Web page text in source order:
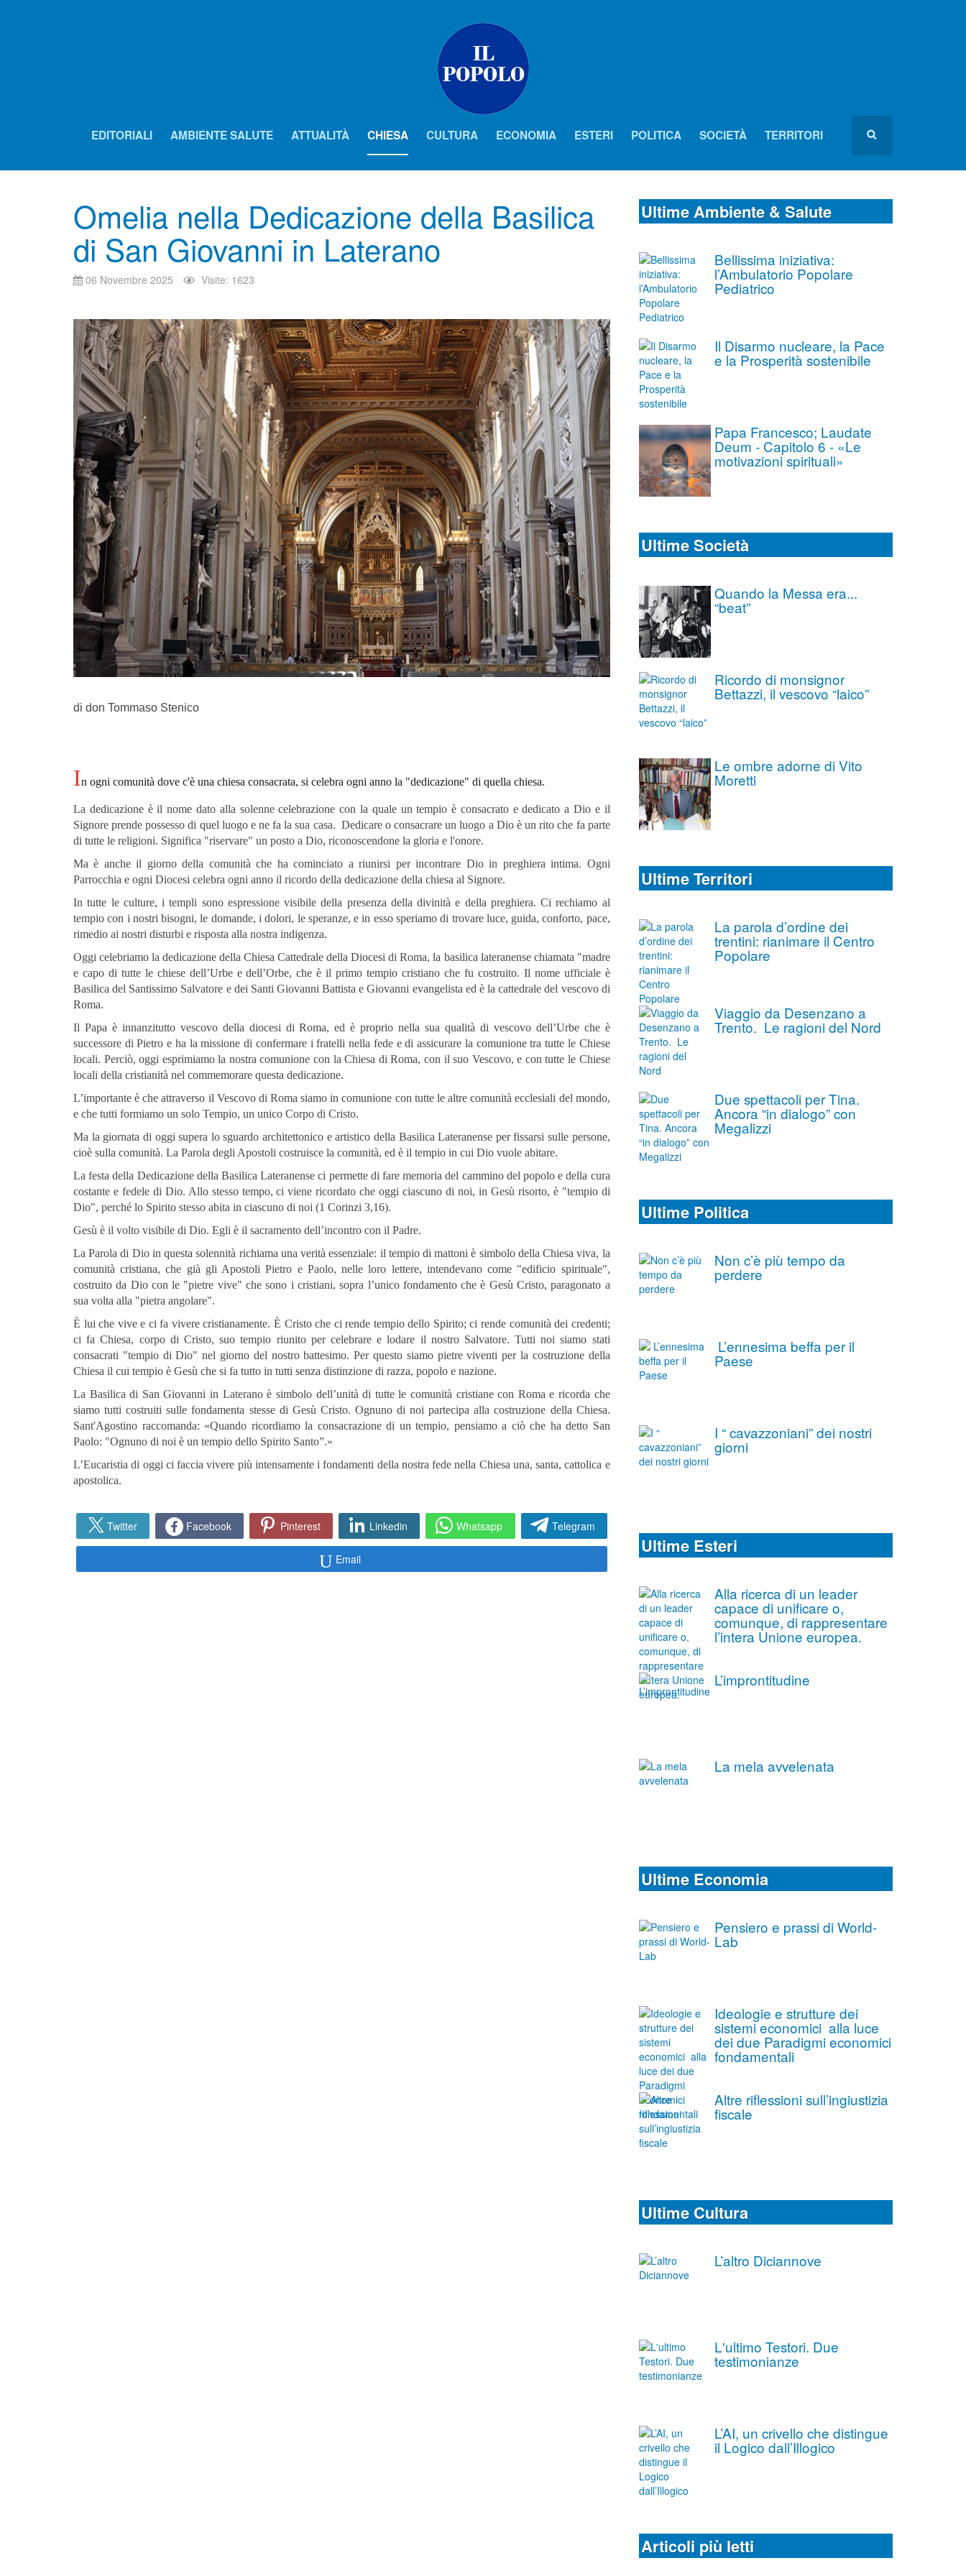
EDITORIALI AMBIENTE SALUTE ATTUALITÀ CHIESA CULTURA ECONOMIA ESTERI POLITICA SOCIETÀ TERRITORI
Omelia nella Dedicazione della Basilica
di San Giovanni in Laterano
06 Novembre 2025 Visite: 1623
di don Tommaso Stenico
In ogni comunità dove c'è una chiesa consacrata, si celebra ogni anno la "dedicazione" di quella chiesa.
La dedicazione è il nome dato alla solenne celebrazione con la quale un tempio è consacrato e dedicato a Dio e il
Signore prende possesso di quel luogo e ne fa la sua casa. Dedicare o consacrare un luogo a Dio è un rito che fa parte
di tutte le religioni. Significa "riservare" un posto a Dio, riconoscendone la gloria e l'onore.
Ma è anche il giorno della comunità che ha cominciato a riunirsi per incontrare Dio in preghiera intima. Ogni
Parrocchia e ogni Diocesi celebra ogni anno il ricordo della dedicazione della chiesa al Signore.
In tutte le culture, i templi sono espressione visibile della presenza della divinità e della preghiera. Ci rechiamo al
tempio con i nostri bisogni, le domande, i dolori, le speranze, e in esso speriamo di trovare luce, guida, conforto, pace,
rimedio ai nostri disturbi e risposta alla nostra indigenza.
Oggi celebriamo la dedicazione della Chiesa Cattedrale della Diocesi di Roma, la basilica lateranense chiamata "madre
e capo di tutte le chiese dell’Urbe e dell’Orbe, che è il primo tempio cristiano che fu costruito. Il nome ufficiale è
Basilica del Santissimo Salvatore e dei Santi Giovanni Battista e Giovanni evangelista ed è la cattedrale del vescovo di
Roma.
Il Papa è innanzitutto vescovo della diocesi di Roma, ed è proprio nella sua qualità di vescovo dell’Urbe che è
successore di Pietro e ha la missione di confermare i fratelli nella fede e di assicurare la comunione tra tutte le Chiese
locali. Perciò, oggi esprimiamo la nostra comunione con la Chiesa di Roma, con il suo Vescovo, e con tutte le Chiese
locali della cristianità nel commemorare questa dedicazione.
L’importante è che attraverso il Vescovo di Roma siamo in comunione con tutte le altre comunità ecclesiali del mondo,
e che tutti formiamo un solo Tempio, un unico Corpo di Cristo.
Ma la giornata di oggi supera lo sguardo architettonico e artistico della Basilica Lateranense per fissarsi sulle persone,
cioè sulla comunità. La Parola degli Apostoli costruisce la comunità, ed è il tempio in cui Dio vuole abitare.
La festa della Dedicazione della Basilica Lateranense ci permette di fare memoria del cammino del popolo e della cura
costante e fedele di Dio. Allo stesso tempo, ci viene ricordato che oggi ciascuno di noi, in Gesù risorto, è "tempio di
Dio", perché lo Spirito stesso abita in ciascuno di noi (1 Corinzi 3,16).
Gesù è il volto visibile di Dio. Egli è il sacramento dell’incontro con il Padre.
La Parola di Dio in questa solennità richiama una verità essenziale: il tempio di mattoni è simbolo della Chiesa viva, la
comunità cristiana, che già gli Apostoli Pietro e Paolo, nelle loro lettere, intendevano come "edificio spirituale",
costruito da Dio con le "pietre vive" che sono i cristiani, sopra l’unico fondamento che è Gesù Cristo, paragonato a
sua volta alla "pietra angolare".
È lui che vive e ci fa vivere cristianamente. È Cristo che ci rende tempio dello Spirito; ci rende comunità dei credenti;
ci fa Chiesa, corpo di Cristo, suo tempio riunito per celebrare e lodare il nostro Salvatore. Tutti noi siamo stati
consacrati "tempio di Dio" nel giorno del nostro battesimo. Per questo siamo pietre viventi per la costruzione della
Chiesa il cui tempio è Gesù che si fa tutto in tutti senza distinzione di razza, popolo e nazione.
La Basilica di San Giovanni in Laterano è simbolo dell’unità di tutte le comunità cristiane con Roma e ricorda che
siamo tutti costruiti sulle fondamenta stesse di Gesù Cristo. Ognuno di noi partecipa alla costruzione della Chiesa.
Sant'Agostino raccomanda: «Quando ricordiamo la consacrazione di un tempio, pensiamo a ciò che ha detto San
Paolo: "Ognuno di noi è un tempio dello Spirito Santo”.»
L’Eucaristia di oggi ci faccia vivere più intensamente i fondamenti della nostra fede nella Chiesa una, santa, cattolica e
apostolica.
Twitter Facebook Pinterest Linkedin Whatsapp Telegram
Email
Ultime Ambiente & Salute
Bellissima iniziativa:
l’Ambulatorio Popolare
Pediatrico
Il Disarmo nucleare, la Pace
e la Prosperità sostenibile
Papa Francesco; Laudate
Deum - Capitolo 6 - «Le
motivazioni spirituali»
Ultime Società
Quando la Messa era...
“beat”
Ricordo di monsignor
Bettazzi, il vescovo “laico”
Le ombre adorne di Vito
Moretti
Ultime Territori
La parola d’ordine dei
trentini: rianimare il Centro
Popolare
Viaggio da Desenzano a
Trento. Le ragioni del Nord
Due spettacoli per Tina.
Ancora “in dialogo” con
Megalizzi
Ultime Politica
Non c’è più tempo da
perdere
L’ennesima beffa per il
Paese
I “ cavazzoniani” dei nostri
giorni
Ultime Esteri
Alla ricerca di un leader
capace di unificare o,
comunque, di rappresentare
l’intera Unione europea.
L’improntitudine
La mela avvelenata
Ultime Economia
Pensiero e prassi di World-
Lab
Ideologie e strutture dei
sistemi economici alla luce
dei due Paradigmi economici
fondamentali
Altre riflessioni sull’ingiustizia
fiscale
Ultime Cultura
L’altro Diciannove
L'ultimo Testori. Due
testimonianze
L’AI, un crivello che distingue
il Logico dall’Illogico
Articoli più letti